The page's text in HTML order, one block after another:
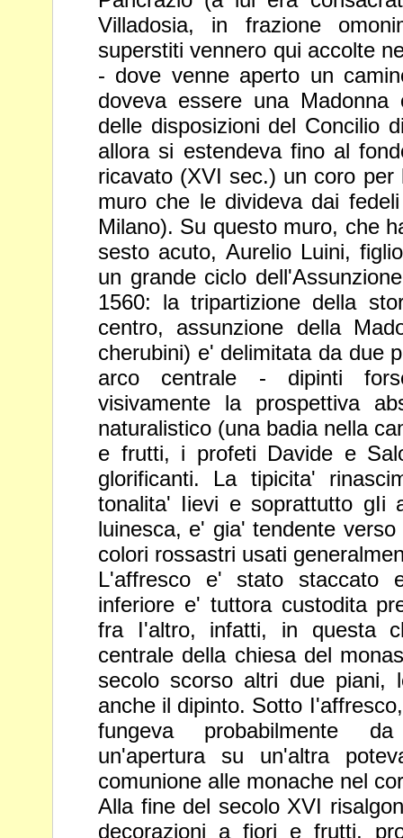
Villadosia, in frazione
superstiti vennero qui accolte
- dove venne aperto un
doveva essere una Madonna
delle disposizioni del Concilio
allora si estendeva fino al
ricavato (XVI sec.) un coro
muro che le divideva dai
Milano). Su questo muro, che
sesto acuto, Aurelio Luini,
un grande ciclo
1560: la tripartizione della
centro, assunzione della
cherubini) e' delimitata da due
arco centrale - dipinti
visivamente la prospettiva
naturalistico (una badia nella
e frutti, i profeti Davide e
glorificanti. La tipicita'
tonalita' Iievi e soprattutto gIi
luinesca, e' gia' tendente
colori rossastri usati
L'affresco e' stato staccato
inferiore e' tuttora custodita
fra I'altro, infatti, in questa
centrale della chiesa del
secolo scorso altri due piani,
anche il dipinto. Sotto
fungeva probabilmente
un'apertura su un'altra
comunione alle monache nel
Alla fine del secolo XVI
decorazioni a fiori e frutti,